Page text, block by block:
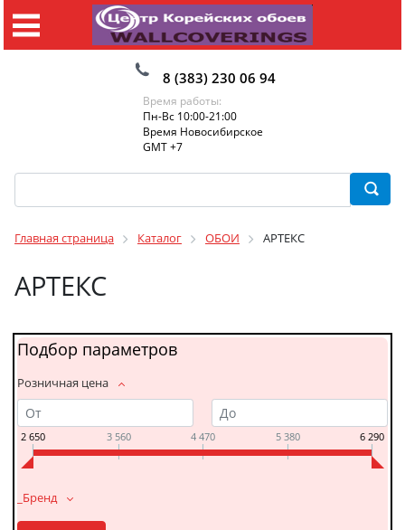
8 (383) 230 06 94
Время работы:
Пн-Вс 10:00-21:00
Время Новосибирское
GMT +7
Главная страница Каталог ОБОИ АРТЕКС
АРТЕКС
Подбор параметров
Розничная цена
2 650 3 560 4 470 5 380 6 290
_Бренд